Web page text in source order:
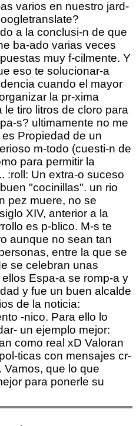
varios en nuestro jard-
a la conclusi-n de que
ba-ado varias veces
muy f-cilmente. Y
eso te solucionar-a
cuando el mayor
la pr-xima
tiro litros de cloro para
s? ultimamente no me
Propiedad de un
m-todo (cuesti-n de
para permitir la
:roll: Un extra-o suceso
"cocinillas". un rio
pez muere, no se
XIV, anterior a la
es p-blico. M-s te
aunque no sean tan
entre la que se
se celebran unas
Espa-a se romp-a y
y fue un buen alcalde
de la noticia:
-nico. Para ello lo
un ejemplo mejor:
como real xD Valoran
ticas con mensajes cr-
Vamos, que lo que
para ponerle su